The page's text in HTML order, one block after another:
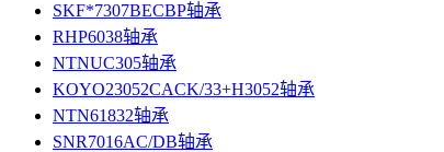
SKF*7307BECBP轴承
RHP6038轴承
NTNUC305轴承
KOYO23052CACK/33+H3052轴承
NTN61832轴承
SNR7016AC/DB轴承